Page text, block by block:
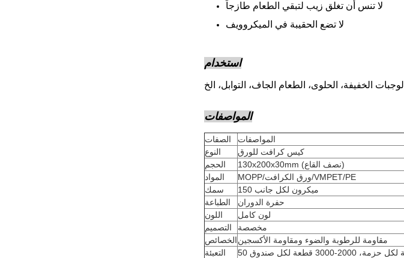
لا تنس أن تغلق زيب لتبقي الطعام طازجاً
لا تضع الحقيبة في الميكروويف
استخدام
الوجبات الخفيفة، الحلوى، الطعام الجاف، التوابل، الخ
المواصفات
الصفات
المواصفات
النوع
كيس كرافت للورق
الحجم
130x200x30mm (نصف القاع)
المواد
MOPP/ورق الكرافت/VMPET/PE
سمك
150 ميكرون لكل جانب
الطباعة
حفرة الدوران
اللون
لون كامل
التصميم
مخصصة
الخصائصمقاومة للرطوبة والضوء ومقاومة الأكسجين
التعبئة